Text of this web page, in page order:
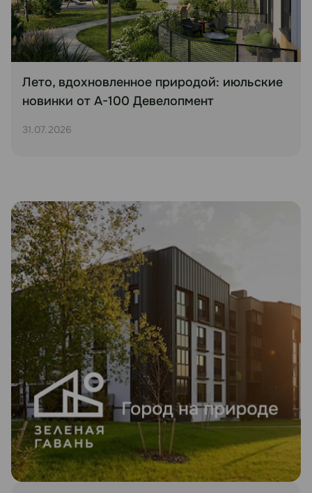
Лето, вдохновленное природой: июльские
новинки от А-100 Девелопмент
31.07.2026